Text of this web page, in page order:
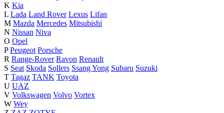
K Kia
L Lada Land Rover Lexus Lifan
M Mazda Mercedes Mitsubishi
N Nissan Niva
O Opel
P Peugeot Porsche
R Range-Rover Ravon Renault
S Seat Skoda Sollers Ssang Yong Subaru Suzuki
T Tagaz TANK Toyota
U UAZ
V Volkswagen Volvo Vortex
W Wey